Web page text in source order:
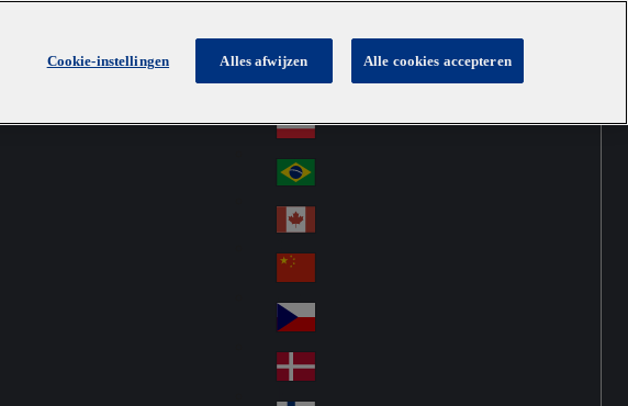
str
ali
a
Au
stri
a
Österreich
Br
azi
l
Ca
na
da
Ch
ina
Cz
ec
h
De
Cookie-instellingen Alles afwijzen Alle cookies accepteren